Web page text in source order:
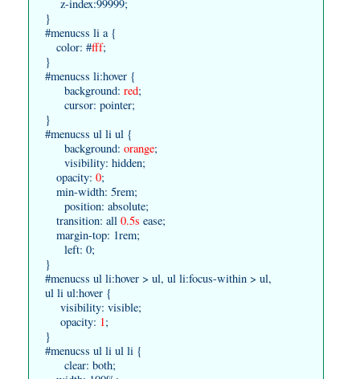
z-index:99999;
}
#menucss li a {
color: #fff;
}
#menucss li:hover {
background: red;
cursor: pointer;
}
#menucss ul li ul {
background: orange;
visibility: hidden;
opacity: 0;
min-width: 5rem;
position: absolute;
transition: all 0.5s ease;
margin-top: 1rem;
left: 0;
}
#menucss ul li:hover > ul, ul li:focus-within > ul,
ul li ul:hover {
visibility: visible;
opacity: 1;
}
#menucss ul li ul li {
clear: both;